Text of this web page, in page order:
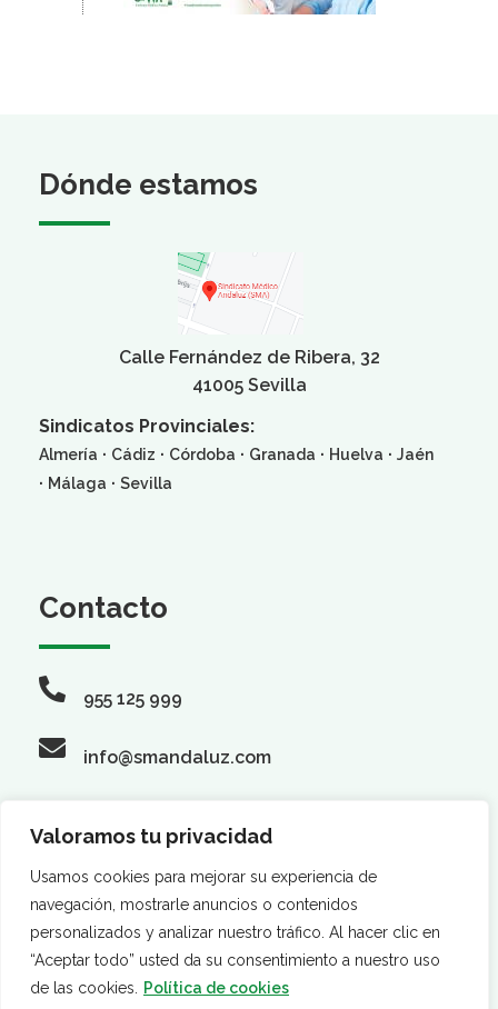
Valoramos tu privacidad
Usamos cookies para mejorar su experiencia de
navegación, mostrarle anuncios o contenidos
personalizados y analizar nuestro tráfico. Al hacer clic en
“Aceptar todo” usted da su consentimiento a nuestro uso
de las cookies.
Política de cookies
Dónde estamos
Calle Fernández de Ribera, 32
41005 Sevilla
Sindicatos Provinciales:
Almería · Cádiz · Córdoba · Granada · Huelva · Jaén
· Málaga · Sevilla
Contacto
955 125 999
info@smandaluz.com
Síguenos